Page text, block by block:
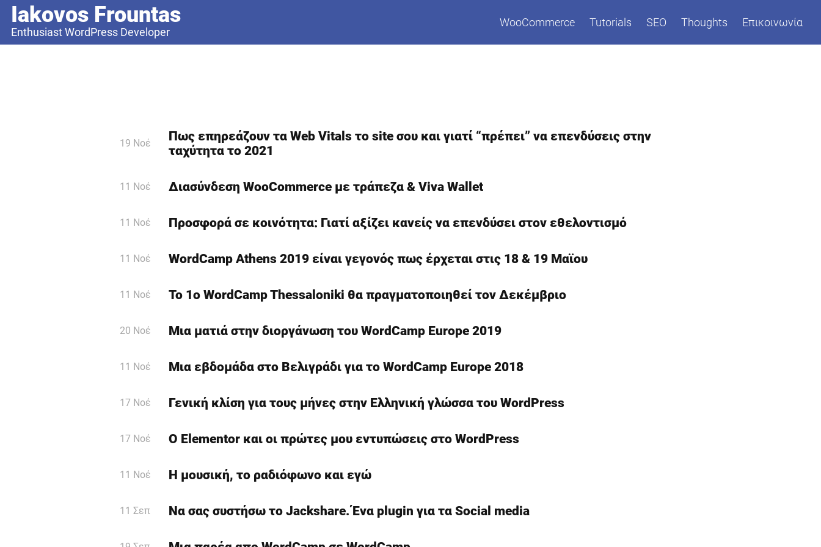
Iakovos Frountas
Enthusiast WordPress Developer
WooCommerce Tutorials SEO Thoughts Επικοινωνία
19 Νοέ
Πως επηρεάζουν τα Web Vitals τo site σου και γιατί “πρέπει” να επενδύσεις στην
ταχύτητα το 2021
11 Νοέ Διασύνδεση WooCommerce με τράπεζα & Viva Wallet
11 Νοέ Προσφορά σε κοινότητα: Γιατί αξίζει κανείς να επενδύσει στον εθελοντισμό
11 Νοέ WordCamp Athens 2019 είναι γεγονός πως έρχεται στις 18 & 19 Μαϊου
11 Νοέ Το 1o WordCamp Thessaloniki θα πραγματοποιηθεί τον Δεκέμβριο
20 Νοέ Μια ματιά στην διοργάνωση του WordCamp Europe 2019
11 Νοέ Μια εβδομάδα στο Βελιγράδι για το WordCamp Europe 2018
17 Νοέ Γενική κλίση για τους μήνες στην Ελληνική γλώσσα του WordPress
17 Νοέ Ο Elementor και οι πρώτες μου εντυπώσεις στο WordPress
11 Νοέ Η μουσική, το ραδιόφωνο και εγώ
11 Σεπ Να σας συστήσω το Jackshare. Ένα plugin για τα Social media